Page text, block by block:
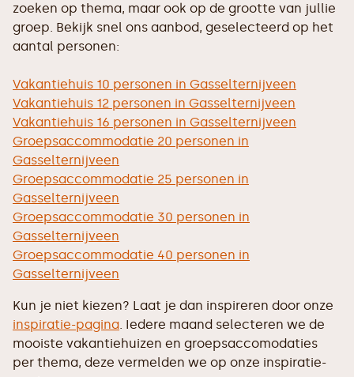
zoeken op thema, maar ook op de grootte van jullie
groep. Bekijk snel ons aanbod, geselecteerd op het
aantal personen:
Vakantiehuis 10 personen in Gasselternijveen
Vakantiehuis 12 personen in Gasselternijveen
Vakantiehuis 16 personen in Gasselternijveen
Groepsaccommodatie 20 personen in
Gasselternijveen
Groepsaccommodatie 25 personen in
Gasselternijveen
Groepsaccommodatie 30 personen in
Gasselternijveen
Groepsaccommodatie 40 personen in
Gasselternijveen
Kun je niet kiezen? Laat je dan inspireren door onze
inspiratie-pagina. Iedere maand selecteren we de
mooiste vakantiehuizen en groepsaccomodaties
per thema, deze vermelden we op onze inspiratie-